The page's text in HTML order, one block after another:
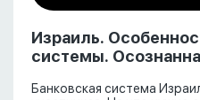
Израиль.
системы.
Банковская система